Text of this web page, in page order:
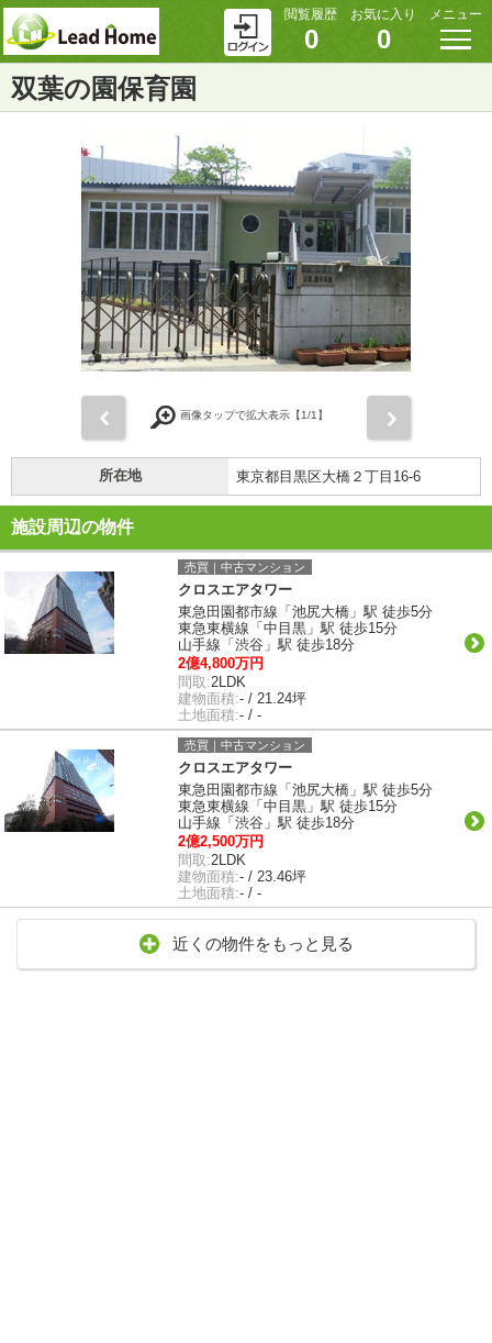
閲覧履歴
0
お気に入り
0
メニュー
双葉の園保育園
画像タップで拡大表示【1/1】
所在地 東京都目黒区大橋２丁目16-6
施設周辺の物件
売買｜中古マンション
クロスエアタワー
東急田園都市線「池尻大橋」駅 徒歩5分
東急東横線「中目黒」駅 徒歩15分
山手線「渋谷」駅 徒歩18分
2億4,800万円
間取:2LDK
建物面積:- / 21.24坪
土地面積:- / -
売買｜中古マンション
クロスエアタワー
東急田園都市線「池尻大橋」駅 徒歩5分
東急東横線「中目黒」駅 徒歩15分
山手線「渋谷」駅 徒歩18分
2億2,500万円
間取:2LDK
建物面積:- / 23.46坪
土地面積:- / -
近くの物件をもっと見る